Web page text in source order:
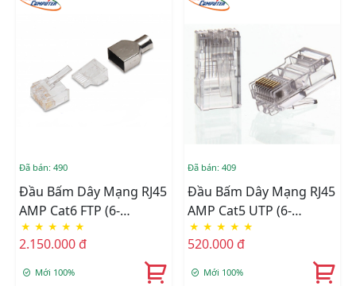
Đã bán: 490
Đầu Bấm Dây Mạng RJ45
AMP Cat6 FTP (6-
2111989-3) 100 Cái
★ ★ ★ ★ ★
2.150.000 đ
Mới 100%
Đã bán: 409
Đầu Bấm Dây Mạng RJ45
AMP Cat5 UTP (6-
554720-3) 100 Cái
★ ★ ★ ★ ★
520.000 đ
Mới 100%